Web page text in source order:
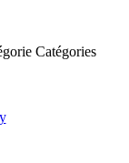
Catégories